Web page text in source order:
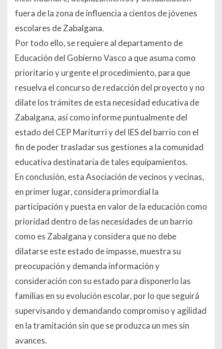
fuera de la zona de influencia a cientos de jóvenes
escolares de Zabalgana.
Por todo ello, se requiere al departamento de
Educación del Gobierno Vasco a que asuma como
prioritario y urgente el procedimiento, para que
resuelva el concurso de redacción del proyecto y no
dilate los trámites de esta necesidad educativa de
Zabalgana, así como informe puntualmente del
estado del CEP Mariturri y del IES del barrio con el
fin de poder trasladar sus gestiones a la comunidad
educativa destinataria de tales equipamientos.
En conclusión, esta Asociación de vecinos y vecinas,
en primer lugar, considera primordial la
participación y puesta en valor de la educación como
prioridad dentro de las necesidades de un barrio
como es Zabalgana y considera que no debe
dilatarse este estado de impasse, muestra su
preocupación y demanda información y
consideración con su estado para disponerlo las
familias en su evolución escolar, por lo que seguirá
supervisando y demandando compromiso y agilidad
en la tramitación sin que se produzca un mes sin
avances.